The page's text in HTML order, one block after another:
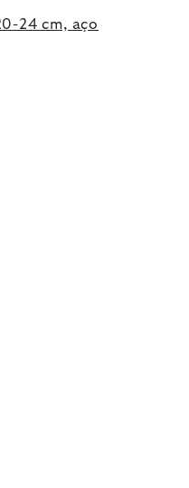
24 cm, aço